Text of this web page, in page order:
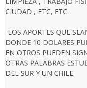
CIUDAD , ETC, ETC.
-LOS APORTES QUE
DONDE 10 DOLARES
EN OTROS PUEDEN
OTRAS PALABRAS
DEL SUR Y UN CHILE.